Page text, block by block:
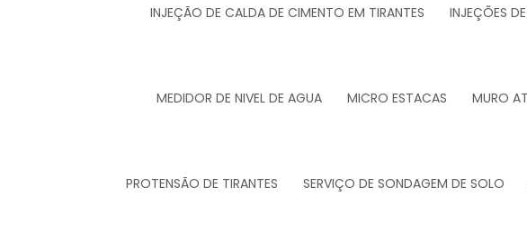
INJEÇÃO DE CALDA DE CIMENTO EM TIRANTES INJEÇÕES
MEDIDOR DE NIVEL DE AGUA MICRO ESTACAS MURO
PROTENSÃO DE TIRANTES SERVIÇO DE SONDAGEM DE SOLO